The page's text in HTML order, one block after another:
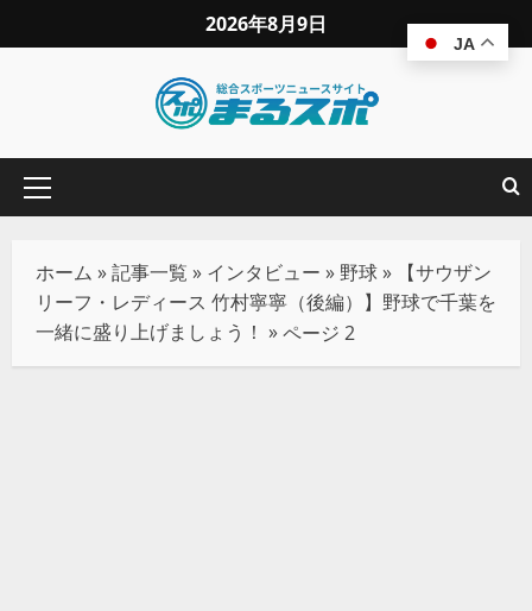
2026年8月9日
ホーム »記事一覧 » インタビュー » 野球»
【サウザン
リーフ・レディース 竹村寧寧（後編）】野球で千葉を
一緒に盛り上げましょう！ »ページ 2
JA